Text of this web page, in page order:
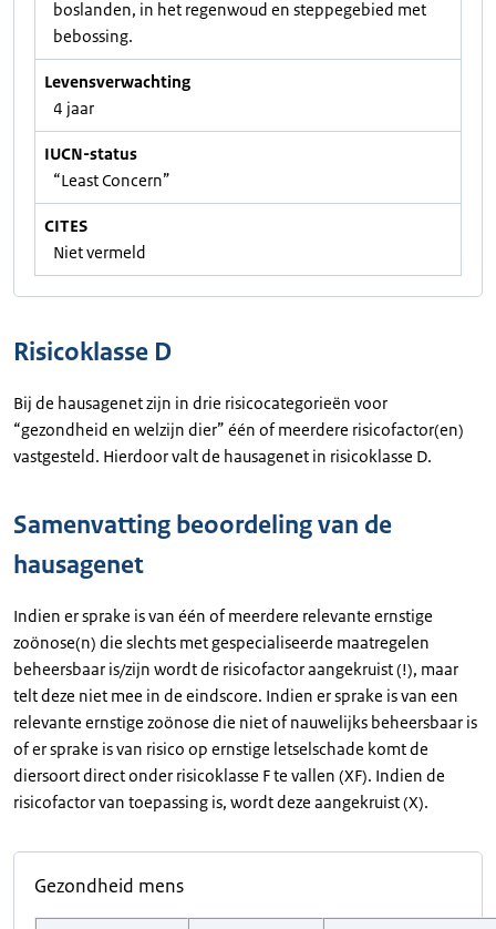
boslanden, in het regenwoud en steppegebied met
bebossing.
Levensverwachting
4 jaar
IUCN-status
“Least Concern”
CITES
Niet vermeld
Risicoklasse D
Bij de hausagenet zijn in drie risicocategorieën voor
“gezondheid en welzijn dier” één of meerdere risicofactor(en)
vastgesteld. Hierdoor valt de hausagenet in risicoklasse D.
Samenvatting beoordeling van de
hausagenet
Indien er sprake is van één of meerdere relevante ernstige
zoönose(n) die slechts met gespecialiseerde maatregelen
beheersbaar is/zijn wordt de risicofactor aangekruist (!), maar
telt deze niet mee in de eindscore. Indien er sprake is van een
relevante ernstige zoönose die niet of nauwelijks beheersbaar is
of er sprake is van risico op ernstige letselschade komt de
diersoort direct onder risicoklasse F te vallen (XF). Indien de
risicofactor van toepassing is, wordt deze aangekruist (X).
Gezondheid mens